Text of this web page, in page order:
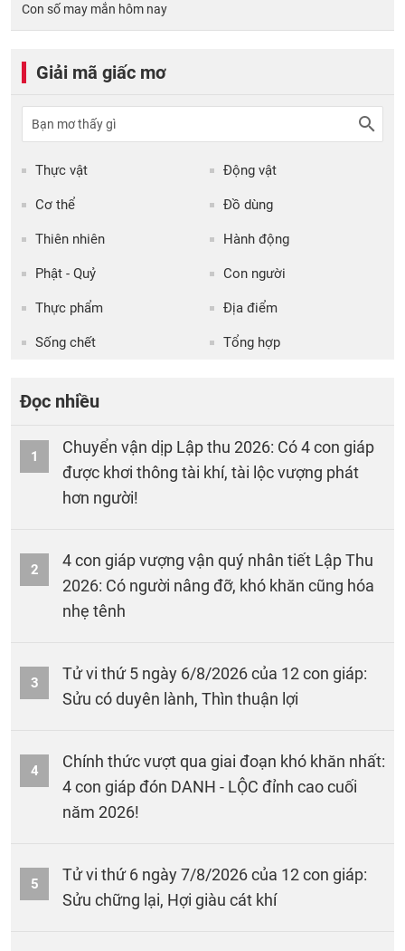
Con số may mắn hôm nay
Giải mã giấc mơ
Thực vật Động vật
Cơ thể Đồ dùng
Thiên nhiên Hành động
Phật - Quỷ Con người
Thực phẩm Địa điểm
Sống chết Tổng hợp
Đọc nhiều
1
Chuyển vận dịp Lập thu 2026: Có 4 con giáp
được khơi thông tài khí, tài lộc vượng phát
hơn người!
2
4 con giáp vượng vận quý nhân tiết Lập Thu
2026: Có người nâng đỡ, khó khăn cũng hóa
nhẹ tênh
3
Tử vi thứ 5 ngày 6/8/2026 của 12 con giáp:
Sửu có duyên lành, Thìn thuận lợi
4
Chính thức vượt qua giai đoạn khó khăn nhất:
4 con giáp đón DANH - LỘC đỉnh cao cuối
năm 2026!
5
Tử vi thứ 6 ngày 7/8/2026 của 12 con giáp:
Sửu chững lại, Hợi giàu cát khí